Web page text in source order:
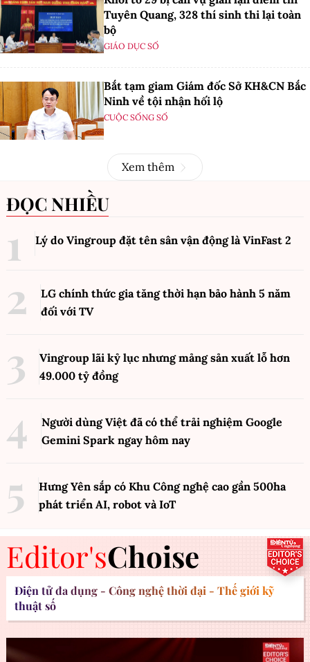
Tuyên Quang, 328 thí sinh thi lại toàn
bộ
GIÁO DỤC SỐ
Bắt tạm giam Giám đốc Sở KH&CN Bắc
Ninh về tội nhận hối lộ
CUỘC SỐNG SỐ
Xem thêm
ĐỌC NHIỀU
Lý do Vingroup đặt tên sân vận động là VinFast 2
LG chính thức gia tăng thời hạn bảo hành 5 năm
đối với TV
Vingroup lãi kỷ lục nhưng mảng sản xuất lỗ hơn
49.000 tỷ đồng
Người dùng Việt đã có thể trải nghiệm Google
Gemini Spark ngay hôm nay
Hưng Yên sắp có Khu Công nghệ cao gần 500ha
phát triển AI, robot và IoT
Editor'sChoise
Điện tử đa dụng - Công nghệ thời đại - Thế giới kỹ
thuật số